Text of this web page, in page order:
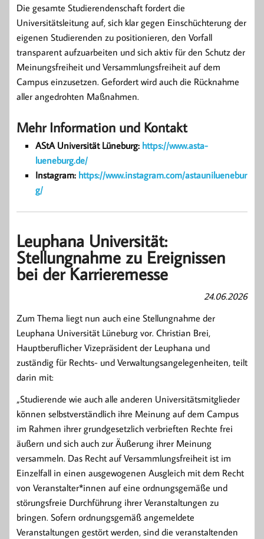
Die gesamte Studierendenschaft fordert die
Universitätsleitung auf, sich klar gegen Einschüchterung der
eigenen Studierenden zu positionieren, den Vorfall
transparent aufzuarbeiten und sich aktiv für den Schutz der
Meinungsfreiheit und Versammlungsfreiheit auf dem
Campus einzusetzen. Gefordert wird auch die Rücknahme
aller angedrohten Maßnahmen.
Mehr Information und Kontakt
AStA Universität Lüneburg: https://www.asta-
lueneburg.de/
Instagram: https://www.instagram.com/astauniluenebur
g/
Leuphana Universität:
Stellungnahme zu Ereignissen
bei der Karrieremesse
24.06.2026
Zum Thema liegt nun auch eine Stellungnahme der
Leuphana Universität Lüneburg vor. Christian Brei,
Hauptberuflicher Vizepräsident der Leuphana und
zuständig für Rechts- und Verwaltungsangelegenheiten, teilt
darin mit:
„Studierende wie auch alle anderen Universitätsmitglieder
können selbstverständlich ihre Meinung auf dem Campus
im Rahmen ihrer grundgesetzlich verbrieften Rechte frei
äußern und sich auch zur Äußerung ihrer Meinung
versammeln. Das Recht auf Versammlungsfreiheit ist im
Einzelfall in einen ausgewogenen Ausgleich mit dem Recht
von Veranstalter*innen auf eine ordnungsgemäße und
störungsfreie Durchführung ihrer Veranstaltungen zu
bringen. Sofern ordnungsgemäß angemeldete
Veranstaltungen gestört werden, sind die veranstaltenden